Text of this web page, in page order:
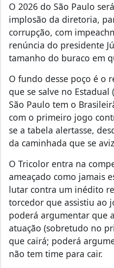
O 2026 do São Paulo
implosão da diretoria,
corrupção, com
renúncia do presidente
tamanho do buraco em
O fundo desse poço é o
que se salve no
São Paulo tem o
com o primeiro jogo
se a tabela alertasse,
da caminhada que se
O Tricolor entra na
ameaçado como jamais
lutar contra um inédito
torcedor que assistiu ao
poderá argumentar que
atuação (sobretudo no
que cairá; poderá
não tem time para cair.